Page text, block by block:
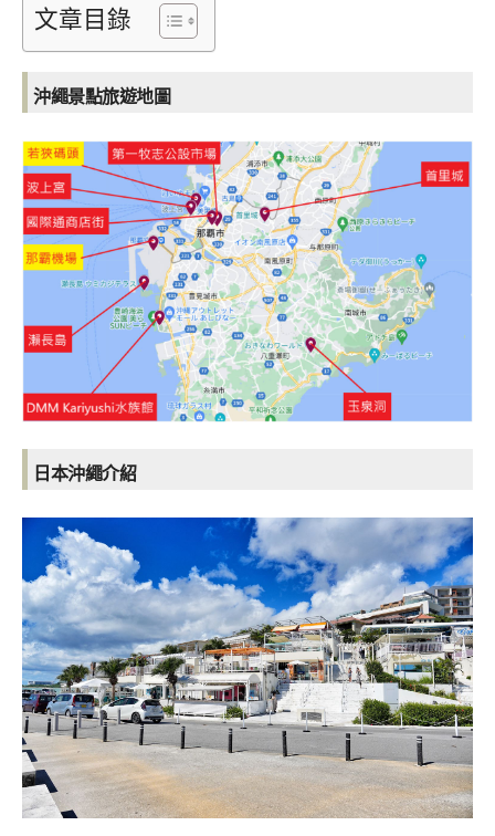
文章目錄
沖繩景點旅遊地圖
日本沖繩介紹